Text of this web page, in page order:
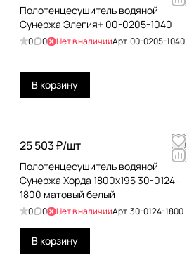
Полотенцесушитель водяной
Сунержа Элегия+ 00-0205-1040
0 0 Нет в наличииАрт.00-0205-1040
В корзину
25 503 ₽/шт
Полотенцесушитель водяной
Сунержа Хорда 1800х195 30-0124-
1800 матовый белый
0 0 Нет в наличииАрт.30-0124-1800
В корзину